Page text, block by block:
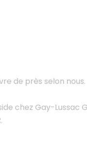
de près selon nous.
chez Gay-Lussac